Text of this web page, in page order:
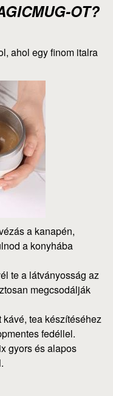
OT?
ahol egy finom italra
a kanapén,
a konyhába
te a látványosság az
megcsodálják
kávé, tea készítéséhez
fedéllel.
gyors és alapos